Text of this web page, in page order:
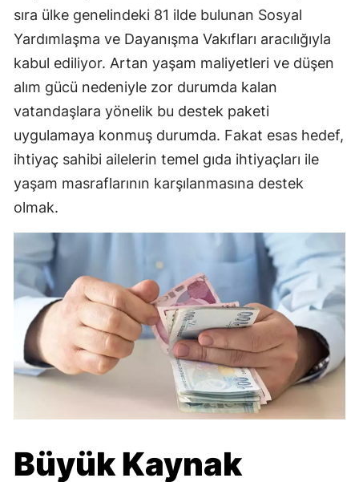
sıra ülke genelindeki 81 ilde bulunan Sosyal
Yardımlaşma ve Dayanışma Vakıfları aracılığıyla
kabul ediliyor. Artan yaşam maliyetleri ve düşen
alım gücü nedeniyle zor durumda kalan
vatandaşlara yönelik bu destek paketi
uygulamaya konmuş durumda. Fakat esas hedef,
ihtiyaç sahibi ailelerin temel gıda ihtiyaçları ile
yaşam masraflarının karşılanmasına destek
olmak.
Büyük Kaynak